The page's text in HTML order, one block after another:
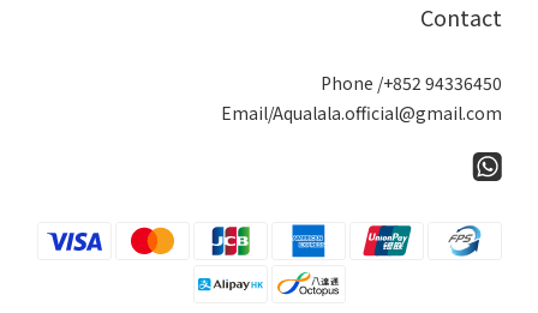
Contact
Phone /+852 94336450
Email/Aqualala.official@gmail.com